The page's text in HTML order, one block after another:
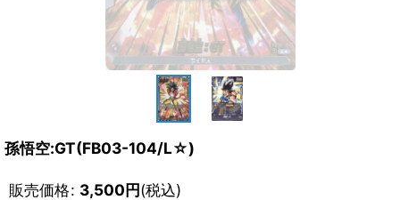
孫悟空:GT(FB03-104/L☆)
販売価格: 3,500円(税込)